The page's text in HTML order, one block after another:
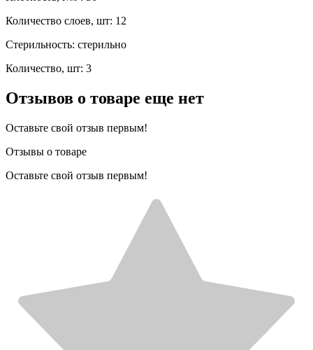
Количество слоев, шт: 12
Стерильность: стерильно
Количество, шт: 3
Отзывов о товаре еще нет
Оставьте свой отзыв первым!
Отзывы о товаре
Оставьте свой отзыв первым!